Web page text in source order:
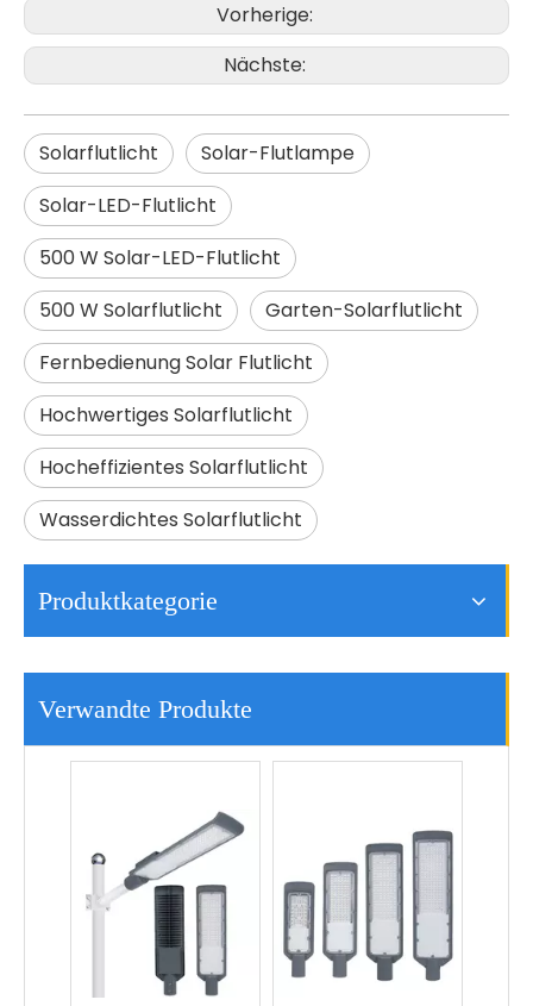
Vorherige:
Nächste:
Solarflutlicht
Solar-Flutlampe
Solar-LED-Flutlicht
500 W Solar-LED-Flutlicht
500 W Solarflutlicht
Garten-Solarflutlicht
Fernbedienung Solar Flutlicht
Hochwertiges Solarflutlicht
Hocheffizientes Solarflutlicht
Wasserdichtes Solarflutlicht
Produktkategorie
Verwandte Produkte
Hohe Helligkeit 200w führte Straßenlaternen 3030led Außenbeleuchtung Großhandelspreis Wasserdichte Außenbeleuchtung Smd 150w LED-Straßenlaterne